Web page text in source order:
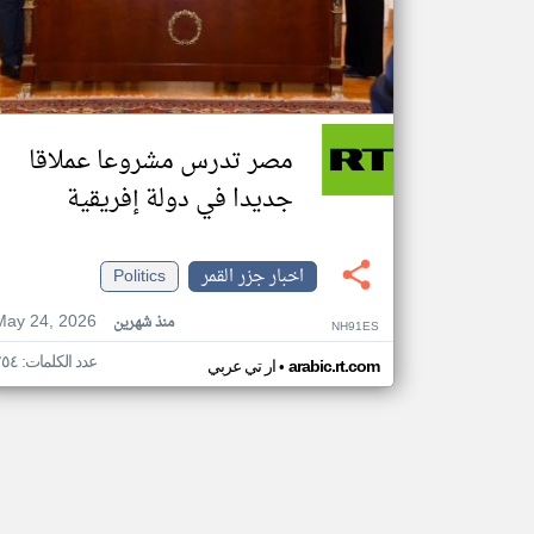
مصر تدرس مشروعا عملاقا
جديدا في دولة إفريقية
اخبار جزر القمر
Politics
24, 2026
منذ شهرين NH91ES
ار تي عربي• arabic.rt.com عدد الكلمات: ٢٥٤